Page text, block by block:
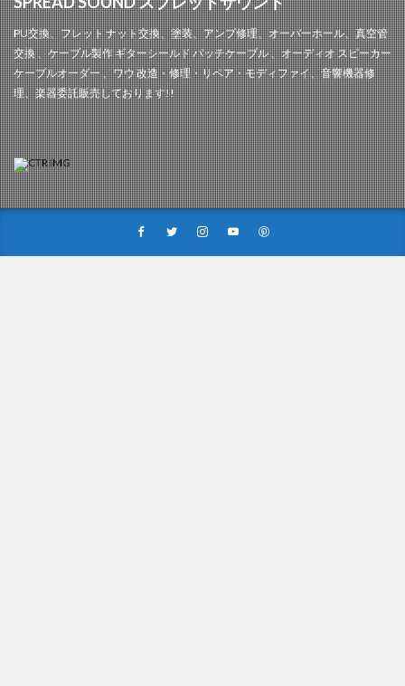
PU交換、フレット ナット交換、塗装、アンプ修理、オーバーホール、真空管
交換 、ケーブル製作 ギターシールド パッチケーブル 、オーディオ スピーカー
ケーブルオーダー 、ワウ 改造・修理・リペア・モディファイ、音響機器修
理、楽器委託販売しております!!